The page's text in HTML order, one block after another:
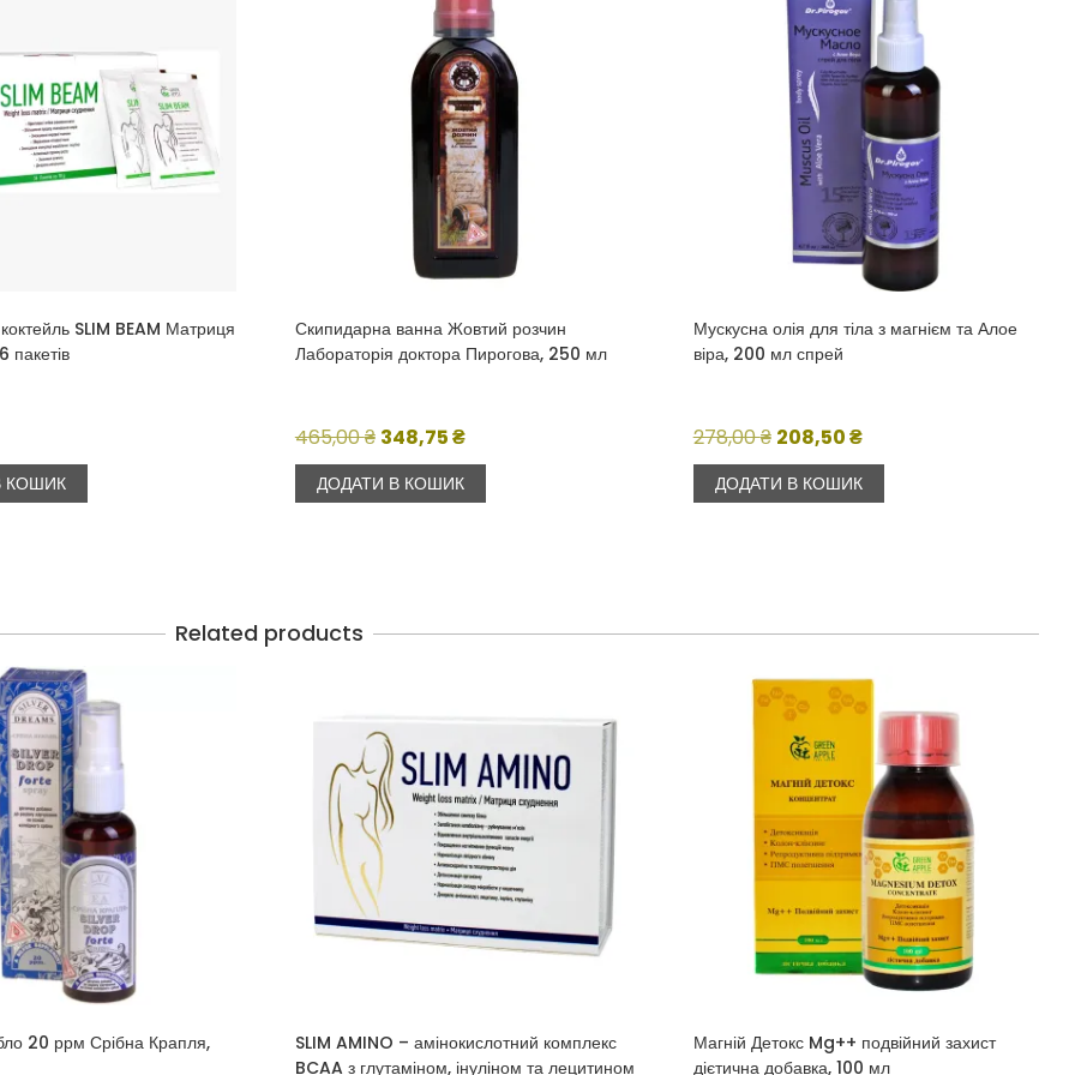
SLIM BEAM Матриця
пакетів
КОШИК
Скипидарна ванна Жовтий розчин
Лабораторія доктора Пирогова, 250 мл
465,00₴ Оригінальна
ціна:
465,00 ₴.
348,75₴Поточна
ціна:
348,75 ₴.
ДОДАТИ В КОШИК
Мускусна олія для тіла з магнієм та Алое
віра, 200 мл спрей
278,00₴ Оригінальна
ціна:
278,00 ₴.
208,50₴Поточна
ціна:
208,50 ₴.
ДОДАТИ В КОШИК
Related products
20 ррм Срібна Крапля,
SLIM AMINO – амінокислотний комплекс
BCAA з глутаміном, інуліном та лецитином
Магній Детокс Mg++ подвійний захист
дієтична добавка, 100 мл